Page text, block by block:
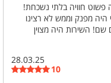
פשוט חוויה בלתי נשכחת!
היה מפנק וממש לא רצינו
השירות היה מצוין
28.03.25
10